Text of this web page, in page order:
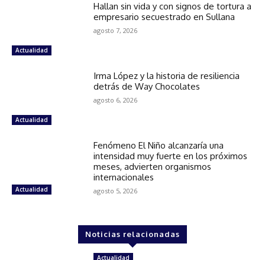
Actualidad
Hallan sin vida y con signos de tortura a
empresario secuestrado en Sullana
agosto 7, 2026
Actualidad
Irma López y la historia de resiliencia
detrás de Way Chocolates
agosto 6, 2026
Actualidad
Fenómeno El Niño alcanzaría una
intensidad muy fuerte en los próximos
meses, advierten organismos
internacionales
agosto 5, 2026
Noticias relacionadas
Actualidad